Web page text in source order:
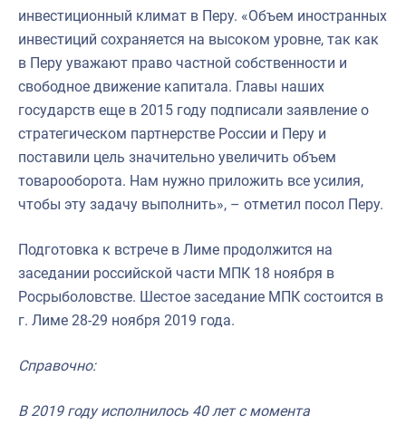
инвестиционный климат в Перу. «Объем иностранных
инвестиций сохраняется на высоком уровне, так как
в Перу уважают право частной собственности и
свободное движение капитала. Главы наших
государств еще в 2015 году подписали заявление о
стратегическом партнерстве России и Перу и
поставили цель значительно увеличить объем
товарооборота. Нам нужно приложить все усилия,
чтобы эту задачу выполнить», – отметил посол Перу.
Подготовка к встрече в Лиме продолжится на
заседании российской части МПК 18 ноября в
Росрыболовстве. Шестое заседание МПК состоится в
г. Лиме 28-29 ноября 2019 года.
Справочно:
В 2019 году исполнилось 40 лет с момента